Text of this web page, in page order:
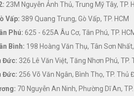
23M Nguyễn Ảnh Thủ, Trung Mỹ Tây, TP.
Vấp: 389 Quang Trung, Gò Vấp, TP. HCM
Phú: 625 - 625A Âu Cơ, Tân Phú, TP.
Bình: 198 Hoàng Văn Thụ, Tân Sơn Nhất,
Đức: 326 Lê Văn Việt, Tăng Nhơn Phú, TP.
Đức: 256 Võ Văn Ngân, Bình Thọ, TP. Thủ
70 Nguyễn An Ninh, Phường Dĩ An,